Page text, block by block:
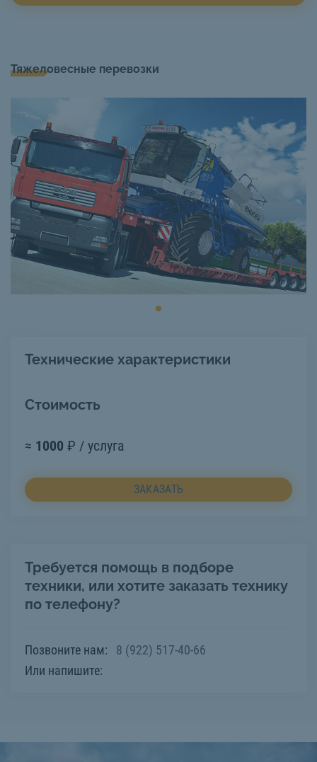
Тяжеловесные перевозки
Технические характеристики
Стоимость
≈ 1000 ₽ / услуга
ЗАКАЗАТЬ
Требуется помощь в подборе
техники, или хотите заказать технику
по телефону?
Позвоните нам:
8 (922) 517-40-66
Или напишите: